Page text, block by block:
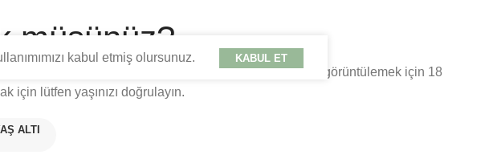
kabul etmiş olursunuz. KABUL ET
müsünüz?
Türkiye Cumhuriyeti kanunları gereği içerikleri görüntülemek için 18
için lütfen yaşınızı doğrulayın.
ALTI